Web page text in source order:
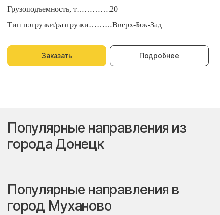
Грузоподъемность, т………….20
Тип погрузки/разгрузки………Вверх-Бок-Зад
Заказать Подробнее
Популярные направления из
города Донецк
Популярные направления в
город Муханово